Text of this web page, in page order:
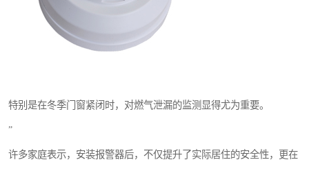
特别是在冬季门窗紧闭时，对燃气泄漏的监测显得尤为重要。
”
许多家庭表示，安装报警器后，不仅提升了实际居住的安全性，更在